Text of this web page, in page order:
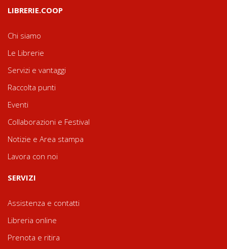
LIBRERIE.COOP
Chi siamo
Le Librerie
Servizi e vantaggi
Raccolta punti
Eventi
Collaborazioni e Festival
Notizie e Area stampa
Lavora con noi
SERVIZI
Assistenza e contatti
Libreria online
Prenota e ritira